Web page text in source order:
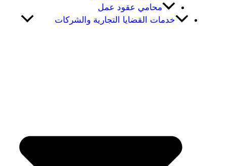
محامي عقود عمل
خدمات القضايا التجارية والشركات